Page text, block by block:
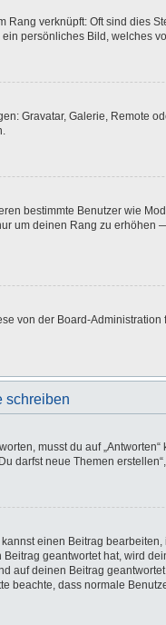
verknüpft: Oft sind dies
persönliches Bild, welches
Gravatar, Galerie, Remote
bestimmte Benutzer wie
um deinen Rang zu
von der Board-
schreiben
musst du auf
darfst neue Themen
einen Beitrag
geantwortet hat, wird
deinen Beitrag
dass normale